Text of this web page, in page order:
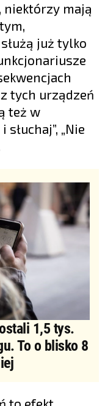
niektórzy mają
już tylko
tych urządzeń
też w
„Nie
1,5 tys.
To o blisko 8